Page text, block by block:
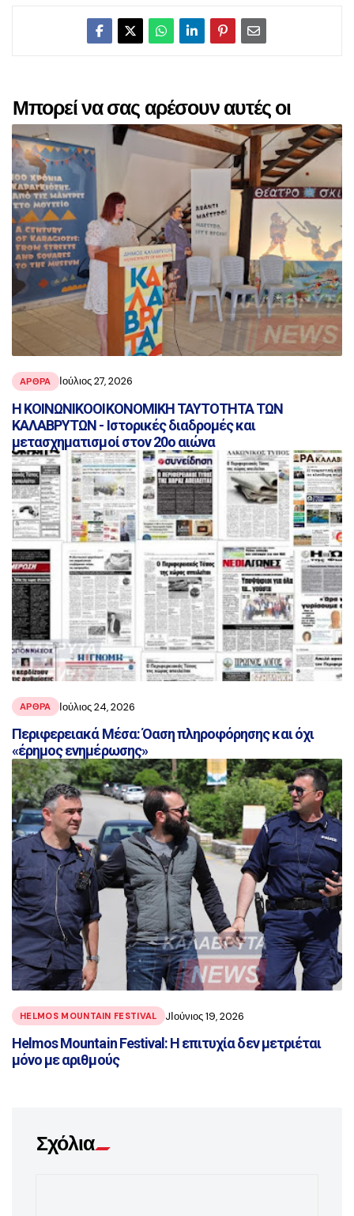
Μπορεί να σας αρέσουν αυτές οι
αναρτήσεις
ΑΡΘΡΑ Ιούλιος 27, 2026
Η ΚΟΙΝΩΝΙΚΟΟΙΚΟΝΟΜΙΚΗ ΤΑΥΤΟΤΗΤΑ ΤΩΝ
ΚΑΛΑΒΡΥΤΩΝ - Ιστορικές διαδρομές και
μετασχηματισμοί στον 20ο αιώνα
ΑΡΘΡΑ Ιούλιος 24, 2026
Περιφερειακά Μέσα: Όαση πληροφόρησης και όχι
«έρημος ενημέρωσης»
HELMOS MOUNTAIN FESTIVAL JΙούνιος 19, 2026
Helmos Mountain Festival: Η επιτυχία δεν μετριέται
μόνο με αριθμούς
Σχόλια